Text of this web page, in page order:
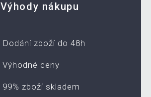
Výhody nákupu
Dodání zboží do 48h
Výhodné ceny
99% zboží skladem